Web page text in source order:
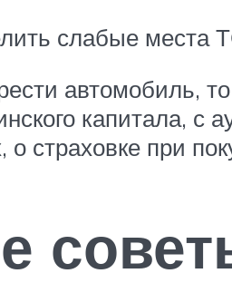
слабые
автомобиль,
капитала, с
страховке при